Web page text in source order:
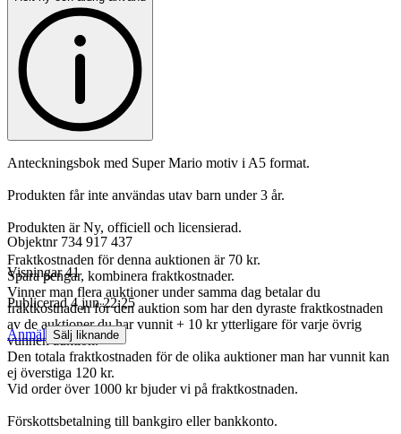
Anteckningsbok med Super Mario motiv i A5 format.
Produkten får inte användas utav barn under 3 år.
Produkten är Ny, officiell och licensierad.
Fraktkostnaden för denna auktionen är 70 kr.
Spara pengar, kombinera fraktkostnader.
Vinner man flera auktioner under samma dag betalar du
fraktkostnaden för den auktion som har den dyraste fraktkostnaden
av de auktioner du har vunnit + 10 kr ytterligare för varje övrig
vunnen auktion.
Den totala fraktkostnaden för de olika auktioner man har vunnit kan
ej överstiga 120 kr.
Vid order över 1000 kr bjuder vi på fraktkostnaden.
Förskottsbetalning till bankgiro eller bankkonto.
Objektnr 734 917 437
Visningar 41
Publicerad 4 jun 22:25
Anmäl Sälj liknande